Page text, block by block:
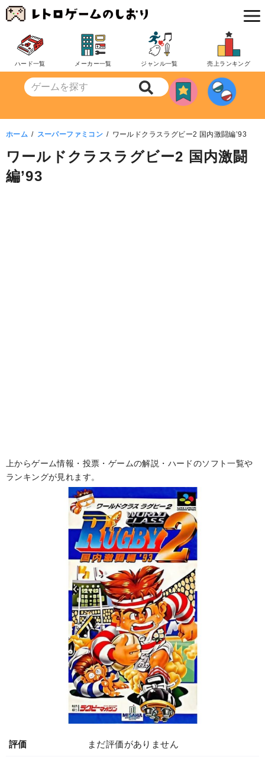
コ
ン
ツ
動
ハード一覧 メーカー一覧 ジャンル一覧 売上ランキング
ホーム スーパーファミコン ワールドクラスラグビー2 国内激闘編’93
ワールドクラスラグビー2 国内激闘
編’93
上からゲーム情報・投票・ゲームの解説・ハードのソフト一覧や
ランキングが見れます。
評価 まだ評価がありません